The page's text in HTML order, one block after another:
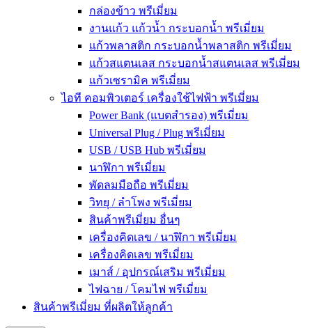
กล่องข้าว พรีเมี่ยม
งานแก้ว แก้วน้ำ กระบอกน้ำ พรีเมี่ยม
แก้วพลาสติก กระบอกน้ำพลาสติก พรีเมี่ยม
แก้วสแตนเลส กระบอกน้ำสแตนเลส พรีเมี่ยม
แก้วเซรามิค พรีเมี่ยม
ไอที คอมพิวเตอร์ เครื่องใช้ไฟฟ้า พรีเมี่ยม
Power Bank (แบตสำรอง) พรีเมี่ยม
Universal Plug / Plug พรีเมี่ยม
USB / USB Hub พรีเมี่ยม
นาฬิกา พรีเมี่ยม
พัดลมมือถือ พรีเมี่ยม
วิทยุ / ลำโพง พรีเมี่ยม
สินค้าพรีเมี่ยม อื่นๆ
เครื่องคิดเลข / นาฬิกา พรีเมี่ยม
เครื่องคิดเลข พรีเมี่ยม
เมาส์ / อุปกรณ์เสริม พรีเมี่ยม
ไฟฉาย / โคมไฟ พรีเมี่ยม
สินค้าพรีเมี่ยม ที่ผลิตให้ลูกค้า